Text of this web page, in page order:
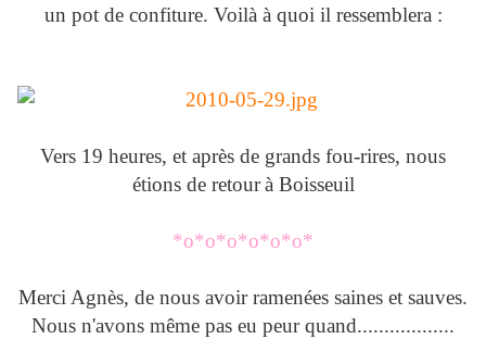
un pot de confiture. Voilà à quoi il ressemblera :
Vers 19 heures, et après de grands fou-rires, nous
étions de retour à Boisseuil
*o*o*o*o*o*o*
Merci Agnès, de nous avoir ramenées saines et sauves.
Nous n'avons même pas eu peur quand..................